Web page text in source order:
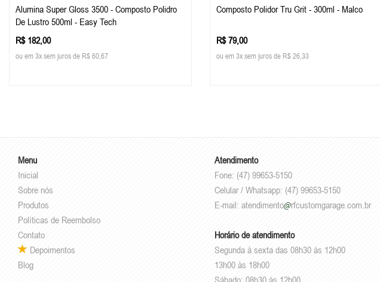
Alumina Super Gloss 3500 - Composto Polidro
De Lustro 500ml - Easy Tech
R$ 182,00
ou em 3x sem juros de R$ 60,67
Composto Polidor Tru Grit - 300ml - Malco
R$ 79,00
ou em 3x sem juros de R$ 26,33
Menu
Inicial
Sobre nós
Produtos
Políticas de Reembolso
Contato
Depoimentos
Blog
Atendimento
Fone: (47) 99653-5150
Celular / Whatsapp: (47) 99653-5150
E-mail: atendimento rfcustomgarage.com.br
Horário de atendimento
Segunda à sexta das 08h30 às 12h00
13h00 às 18h00
Sábado: 08h30 às 12h00